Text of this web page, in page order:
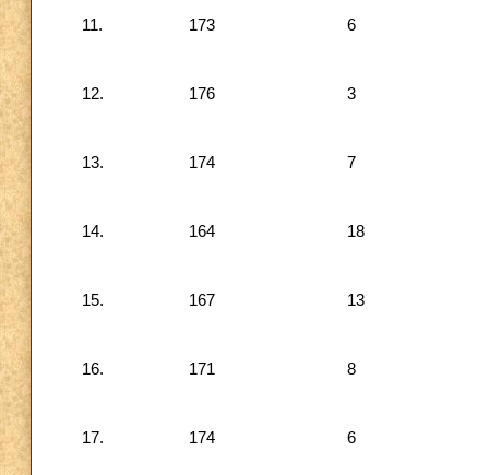
11. 173 6
12. 176 3
13. 174 7
14. 164 18
15. 167 13
16. 171 8
17. 174 6